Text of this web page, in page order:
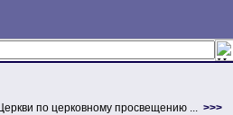
по церковному просвещению ... >>>